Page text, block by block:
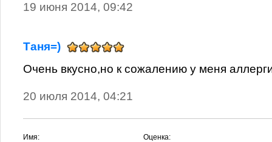
19 июня 2014, 09:42
Таня=)
Очень вкусно,но к сожалению у меня
20 июля 2014, 04:21
Имя: Оценка: